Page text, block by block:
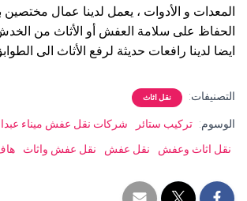
المعدات و الأدوات ، يعمل لدينا عمال مختصين
الحفاظ على سلامة العفش أو الأثاث من
ايضا لدينا رافعات حديثة لرفع الأثاث الى
التصنيفات: نقل اثاث
الوسوم: تركيب ستائر شركات نقل عفش ميناء
نقل اثاث وعفش
نقل عفش نقل عفش واثاث